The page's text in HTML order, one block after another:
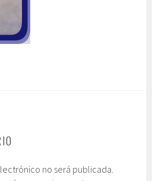
no será publicada.